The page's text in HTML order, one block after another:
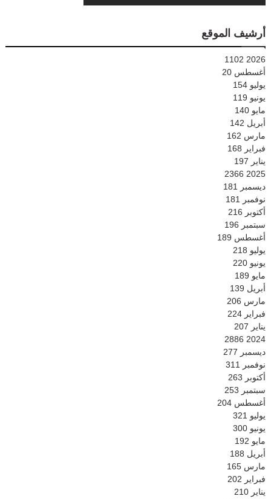
أرشيف الموقع
2026
1102
أغسطس 20
يوليو 154
يونيو 119
مايو 140
أبريل 142
مارس 162
فبراير 168
يناير 197
2025
2366
ديسمبر 181
نوفمبر 181
أكتوبر 216
سبتمبر 196
أغسطس 189
يوليو 218
يونيو 220
مايو 189
أبريل 139
مارس 206
فبراير 224
يناير 207
2024
2886
ديسمبر 277
نوفمبر 311
أكتوبر 263
سبتمبر 253
أغسطس 204
يوليو 321
يونيو 300
مايو 192
أبريل 188
مارس 165
فبراير 202
يناير 210